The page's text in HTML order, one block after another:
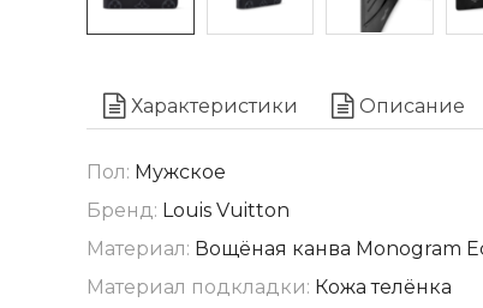
Характеристики Описание
Пол: Мужское
Бренд: Louis Vuitton
Материал: Вощёная канва Monogram
Материал подкладки: Кожа телёнка